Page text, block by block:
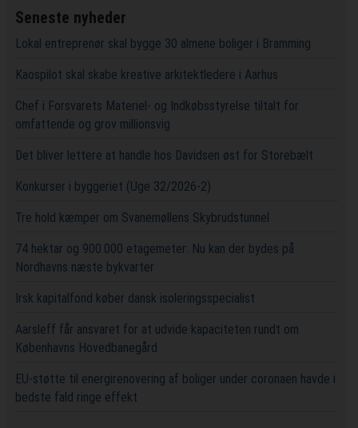
Seneste nyheder
Lokal entreprenør skal bygge 30 almene boliger i Bramming
Kaospilot skal skabe kreative arkitektledere i Aarhus
Chef i Forsvarets Materiel- og Indkøbsstyrelse tiltalt for
omfattende og grov millionsvig
Det bliver lettere at handle hos Davidsen øst for Storebælt
Konkurser i byggeriet (Uge 32/2026-2)
Tre hold kæmper om Svanemøllens Skybrudstunnel
74 hektar og 900.000 etagemeter: Nu kan der bydes på
Nordhavns næste bykvarter
Irsk kapitalfond køber dansk isoleringsspecialist
Aarsleff får ansvaret for at udvide kapaciteten rundt om
Københavns Hovedbanegård
EU-støtte til energirenovering af boliger under coronaen havde i
bedste fald ringe effekt